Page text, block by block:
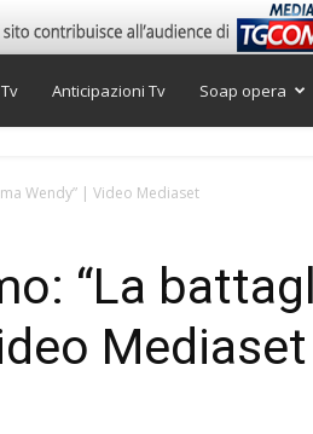
Anticipazioni Tv Soap opera
Wendy” | Video Mediaset
“La
Mediaset